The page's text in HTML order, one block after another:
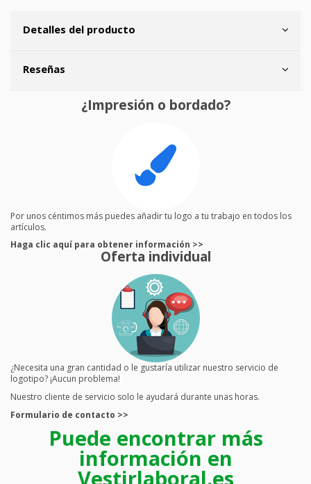
Detalles del producto
Reseñas
¿Impresión o bordado?
Por unos céntimos más puedes añadir tu logo a tu trabajo en todos los
artículos.
Haga clic aquí para obtener información >>
Oferta individual
¿Necesita una gran cantidad o le gustaría utilizar nuestro servicio de
logotipo? ¡Aucun problema!
Nuestro cliente de servicio solo le ayudará durante unas horas.
Formulario de contacto >>
Puede encontrar más
información en
Vestirlaboral.es